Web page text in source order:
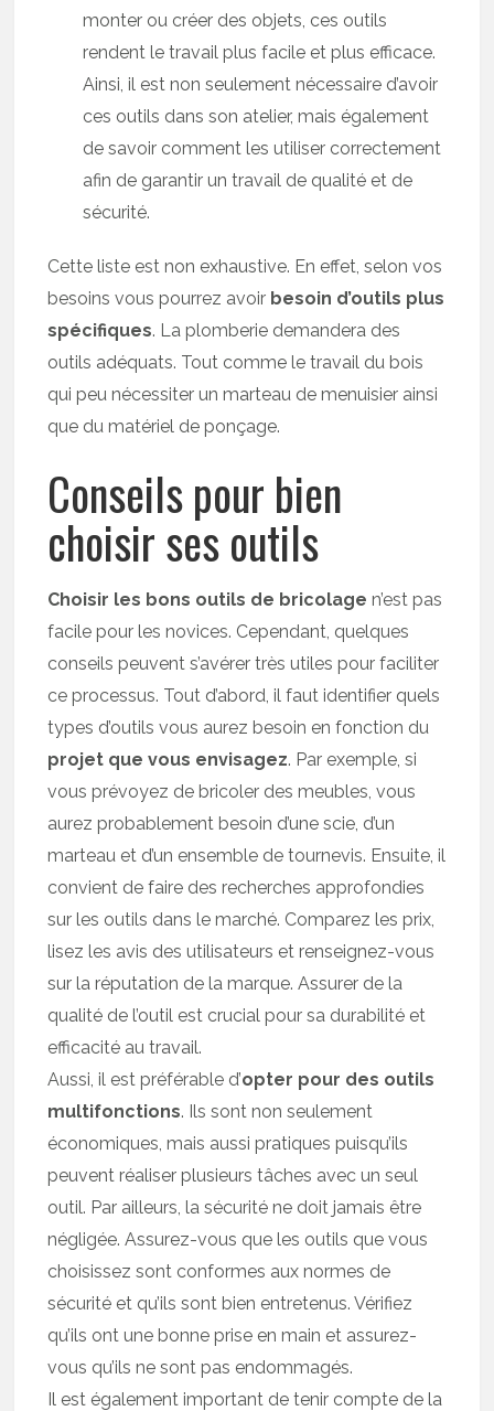
monter ou créer des objets, ces outils
rendent le travail plus facile et plus efficace.
Ainsi, il est non seulement nécessaire d’avoir
ces outils dans son atelier, mais également
de savoir comment les utiliser correctement
afin de garantir un travail de qualité et de
sécurité.
Cette liste est non exhaustive. En effet, selon vos
besoins vous pourrez avoir besoin d’outils plus
spécifiques. La plomberie demandera des
outils adéquats. Tout comme le travail du bois
qui peu nécessiter un marteau de menuisier ainsi
que du matériel de ponçage.
Conseils pour bien
choisir ses outils
Choisir les bons outils de bricolage n’est pas
facile pour les novices. Cependant, quelques
conseils peuvent s’avérer très utiles pour faciliter
ce processus. Tout d’abord, il faut identifier quels
types d’outils vous aurez besoin en fonction du
projet que vous envisagez. Par exemple, si
vous prévoyez de bricoler des meubles, vous
aurez probablement besoin d’une scie, d’un
marteau et d’un ensemble de tournevis. Ensuite, il
convient de faire des recherches approfondies
sur les outils dans le marché. Comparez les prix,
lisez les avis des utilisateurs et renseignez-vous
sur la réputation de la marque. Assurer de la
qualité de l’outil est crucial pour sa durabilité et
efficacité au travail.
Aussi, il est préférable d’opter pour des outils
multifonctions. Ils sont non seulement
économiques, mais aussi pratiques puisqu’ils
peuvent réaliser plusieurs tâches avec un seul
outil. Par ailleurs, la sécurité ne doit jamais être
négligée. Assurez-vous que les outils que vous
choisissez sont conformes aux normes de
sécurité et qu’ils sont bien entretenus. Vérifiez
qu’ils ont une bonne prise en main et assurez-
vous qu’ils ne sont pas endommagés.
Il est également important de tenir compte de la